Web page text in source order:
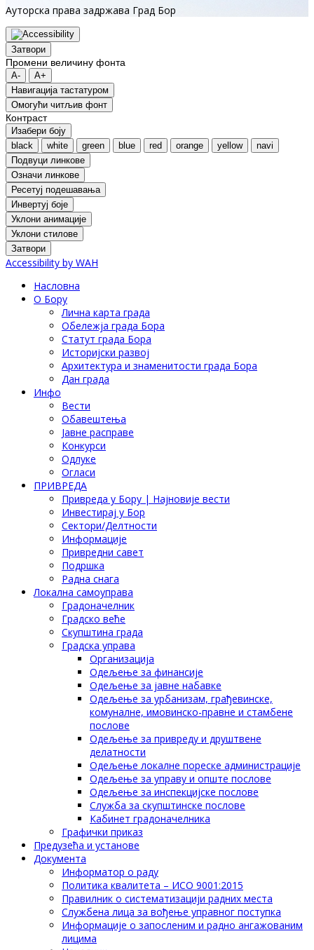
Ауторска права задржава Град Бор
Затвори
Промени величину фонта
A-
A+
Навигација тастатуром
Oмогући читљив фонт
Контраст
Изабери боју
black
white green blue red orange yellow
navi
Подвуци линкове
Означи линкове
Ресетуј подешавања
Инвертуј боје
Уклони анимације
Уклони стилове
Затвори
Accessibility by WAH
Насловна
О Бору
Лична карта града
Обележја града Бора
Статут града Бора
Историјски развој
Архитектура и знаменитости града Бора
Дан града
Инфо
Вести
Обавештења
Јавне расправе
Конкурси
Одлуке
Огласи
ПРИВРЕДА
Привреда у Бору | Најновије вести
Инвестирај у Бор
Сектори/Делтности
Информације
Привредни савет
Подршка
Радна снага
Локална самоуправа
Градоначелник
Градско веће
Скупштина града
Градска управа
Организација
Одељење за финансије
Одељење за јавне набавке
Одељење за урбанизам, грађевинске,
комуналне, имовинско-правне и стамбене
послове
Одељење за привреду и друштвене
делатности
Одељење локалне пореске администрације
Одељење за управу и опште послове
Одељење за инспекцијске послове
Служба за скупштинске послове
Кабинет градоначелника
Графички приказ
Предузећа и установе
Документа
Информатор о раду
Политика квалитета – ИСО 9001:2015
Правилник о систематизацији радних места
Службена лица за вођење управног поступка
Информације о запосленим и радно ангажованим
лицима